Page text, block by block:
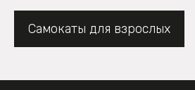
Самокаты для взрослых